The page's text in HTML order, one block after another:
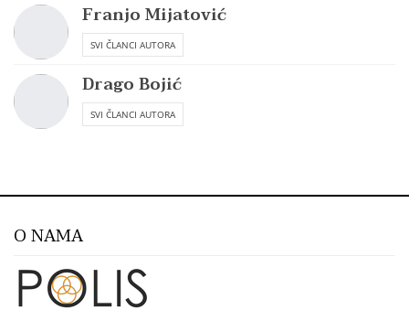
Franjo Mijatović
SVI ČLANCI AUTORA
Drago Bojić
SVI ČLANCI AUTORA
O NAMA